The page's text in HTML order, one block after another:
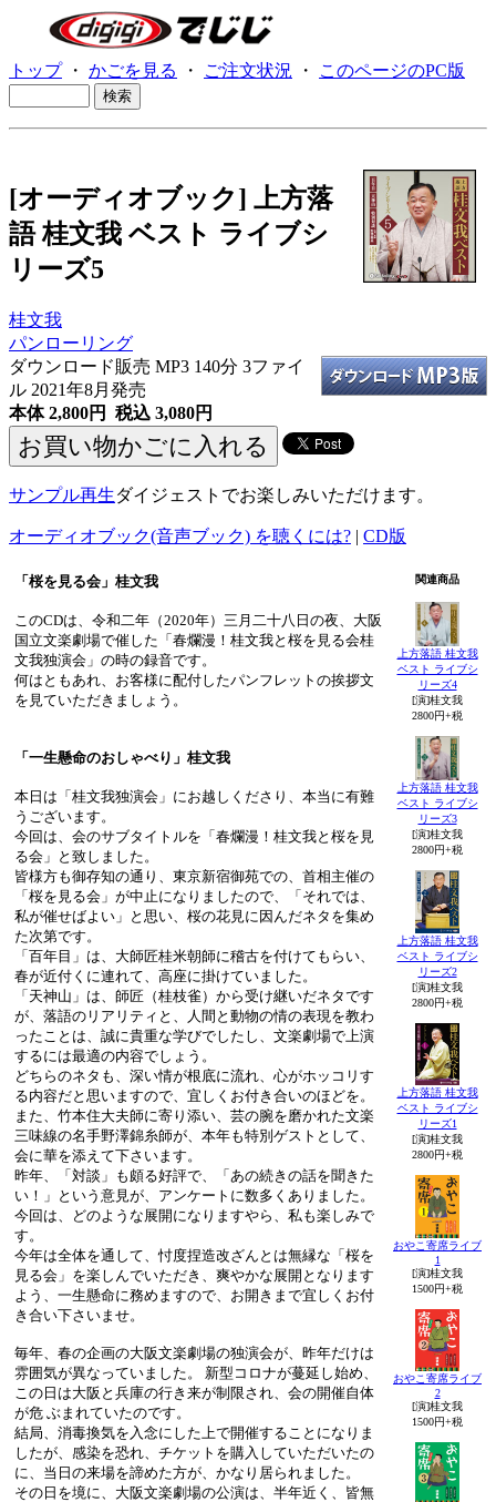
トップ・ かごを見る ・ ご注文状況 ・ このページのPC版
[オーディオブック] 上方落
語 桂文我 ベスト ライブシ
リーズ5
桂文我
パンローリング
ダウンロード販売 MP3 140分 3ファイ
ル 2021年8月発売
本体 2,800円 税込 3,080円
サンプル再生ダイジェストでお楽しみいただけます。
オーディオブック(音声ブック) を聴くには? | CD版
「桜を見る会」桂文我
このCDは、令和二年（2020年）三月二十八日の夜、大阪
国立文楽劇場で催した「春爛漫！桂文我と桜を見る会桂
文我独演会」の時の録音です。
何はともあれ、お客様に配付したパンフレットの挨拶文
を見ていただきましょう。
「一生懸命のおしゃべり」桂文我
本日は「桂文我独演会」にお越しくださり、本当に有難
うございます。
今回は、会のサブタイトルを「春爛漫！桂文我と桜を見
る会」と致しました。
皆様方も御存知の通り、東京新宿御苑での、首相主催の
「桜を見る会」が中止になりましたので、「それでは、
私が催せばよい」と思い、桜の花見に因んだネタを集め
た次第です。
「百年目」は、大師匠桂米朝師に稽古を付けてもらい、
春が近付くに連れて、高座に掛けていました。
「天神山」は、師匠（桂枝雀）から受け継いだネタです
が、落語のリアリティと、人間と動物の情の表現を教わ
ったことは、誠に貴重な学びでしたし、文楽劇場で上演
するには最適の内容でしょう。
どちらのネタも、深い情が根底に流れ、心がホッコリす
る内容だと思いますので、宜しくお付き合いのほどを。
また、竹本住大夫師に寄り添い、芸の腕を磨かれた文楽
三味線の名手野澤錦糸師が、本年も特別ゲストとして、
会に華を添えて下さいます。
昨年、「対談」も頗る好評で、「あの続きの話を聞きた
い！」という意見が、アンケートに数多くありました。
今回は、どのような展開になりますやら、私も楽しみで
す。
今年は全体を通して、忖度捏造改ざんとは無縁な「桜を
見る会」を楽しんでいただき、爽やかな展開となります
よう、一生懸命に務めますので、お開きまで宜しくお付
き合い下さいませ。
毎年、春の企画の大阪文楽劇場の独演会が、昨年だけは
雰囲気が異なっていました。 新型コロナが蔓延し始め、
この日は大阪と兵庫の行き来が制限され、会の開催自体
が危 ぶまれていたのです。
結局、消毒換気を入念にした上で開催することになりま
したが、感染を恐れ、チケットを購入していただいたの
に、当日の来場を諦めた方が、かなり居られました。
その日を境に、大阪文楽劇場の公演は、半年近く、皆無
関連商品
上方落語 桂文我
ベスト ライブシ
リーズ4
[演]桂文我
2800円+税
上方落語 桂文我
ベスト ライブシ
リーズ3
[演]桂文我
2800円+税
上方落語 桂文我
ベスト ライブシ
リーズ2
[演]桂文我
2800円+税
上方落語 桂文我
ベスト ライブシ
リーズ1
[演]桂文我
2800円+税
おやこ寄席ライブ
1
[演]桂文我
1500円+税
おやこ寄席ライブ
2
[演]桂文我
1500円+税